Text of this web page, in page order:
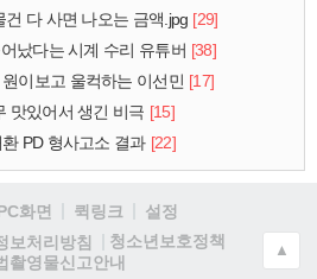
건 다 사면 나오는 금액.jpg [29]
났다는 시계 수리 유튜버 [38]
이보고 울컥하는 이선민 [17]
맛있어서 생긴 비극 [15]
PD 형사고소 결과 [22]
화면 퀵링크
설정
보처리방침
청소년보호정책
촬영물신고안내
▲